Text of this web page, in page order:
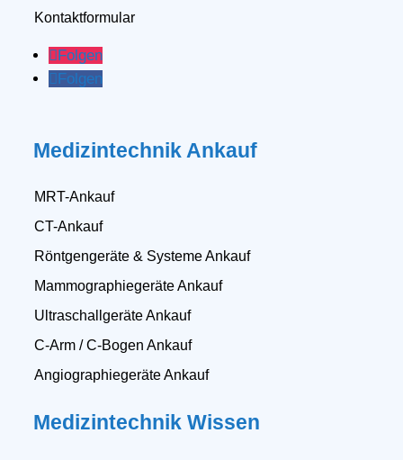
Kontaktformular
Folgen
Folgen
Medizintechnik Ankauf
MRT-Ankauf
CT-Ankauf
Röntgengeräte & Systeme Ankauf
Mammographiegeräte Ankauf
Ultraschallgeräte Ankauf
C-Arm / C-Bogen Ankauf
Angiographiegeräte Ankauf
Medizintechnik Wissen